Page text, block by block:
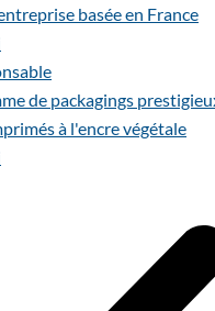
basée en France
de packagings
à l'encre végétale